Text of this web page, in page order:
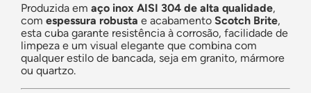
Produzida em aço inox AISI 304 de alta qualidade,
com espessura robusta e acabamento Scotch Brite,
esta cuba garante resistência à corrosão, facilidade de
limpeza e um visual elegante que combina com
qualquer estilo de bancada, seja em granito, mármore
ou quartzo.